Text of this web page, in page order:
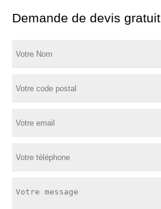
Demande de devis gratuit